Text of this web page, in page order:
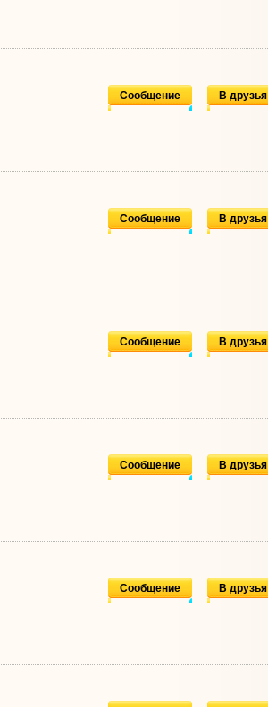
В друзья
Сообщение
В друзья
Сообщение
В друзья
Сообщение
В друзья
Сообщение
В друзья
Сообщение